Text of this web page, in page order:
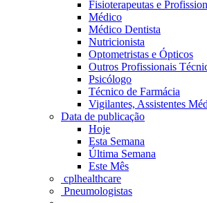
Fisioterapeutas e
Médico
Médico Dentista
Nutricionista
Optometristas e Ópticos
Outros Profissionais
Psicólogo
Técnico de Farmácia
Vigilantes, Assistentes
Data de publicação
Hoje
Esta Semana
Última Semana
Este Mês
‎ cplhealthcare‬
Pneumologistas